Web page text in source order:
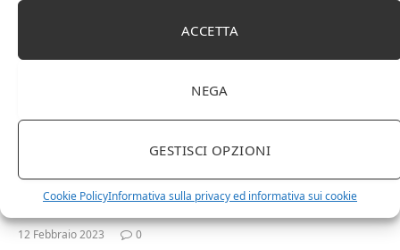
ACCETTA
NEGA
GESTISCI OPZIONI
Cookie PolicyInformativa sulla privacy ed informativa sui cookie
12 Febbraio 2023 0